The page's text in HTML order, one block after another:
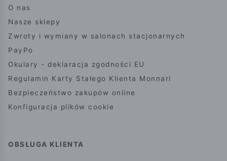
O nas
Nasze sklepy
Zwroty i wymiany w salonach stacjonarnych
PayPo
Okulary - deklaracja zgodności EU
Regulamin Karty Stałego Klienta Monnari
Bezpieczeństwo zakupów online
Konfiguracja plików cookie
OBSŁUGA KLIENTA